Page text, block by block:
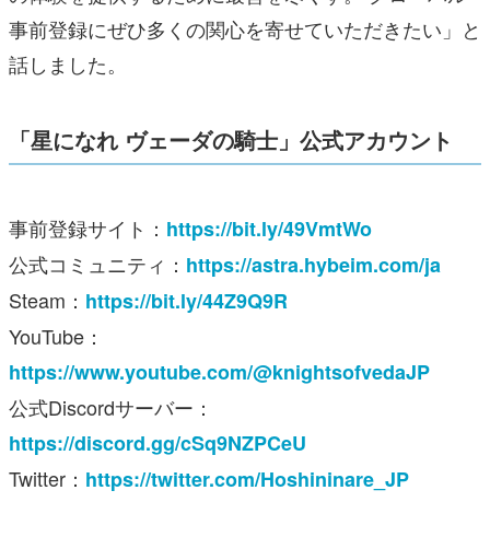
事前登録にぜひ多くの関心を寄せていただきたい」と
話しました。
「星になれ ヴェーダの騎士」公式アカウント
事前登録サイト： https://bit.ly/49VmtWo
公式コミュニティ： https://astra.hybeim.com/ja
Steam： https://bit.ly/44Z9Q9R
YouTube：
https://www.youtube.com/@knightsofvedaJP
公式Discordサーバー：
https://discord.gg/cSq9NZPCeU
Twitter： https://twitter.com/Hoshininare_JP